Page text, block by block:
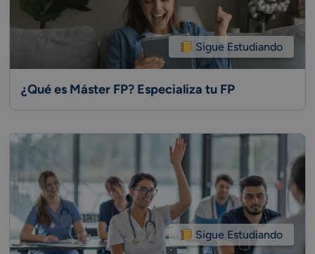
Sigue Estudiando
¿Qué es Máster FP? Especializa tu FP
Sigue Estudiando